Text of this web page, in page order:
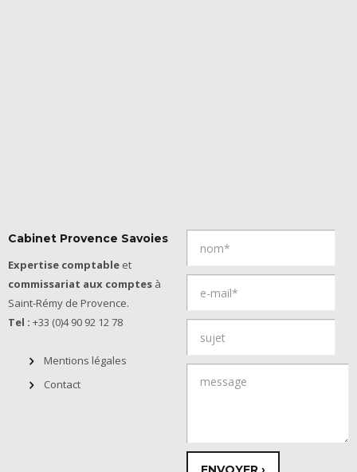
Cabinet Provence Savoies
Expertise comptable et
commissariat aux comptes à
Saint-Rémy de Provence.
Tel : +33 (0)4 90 92 12 78
Mentions légales
Contact